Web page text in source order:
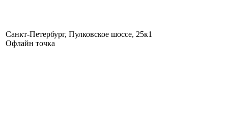
Санкт-Петербург, Пулковское шоссе, 25к1
Офлайн точка